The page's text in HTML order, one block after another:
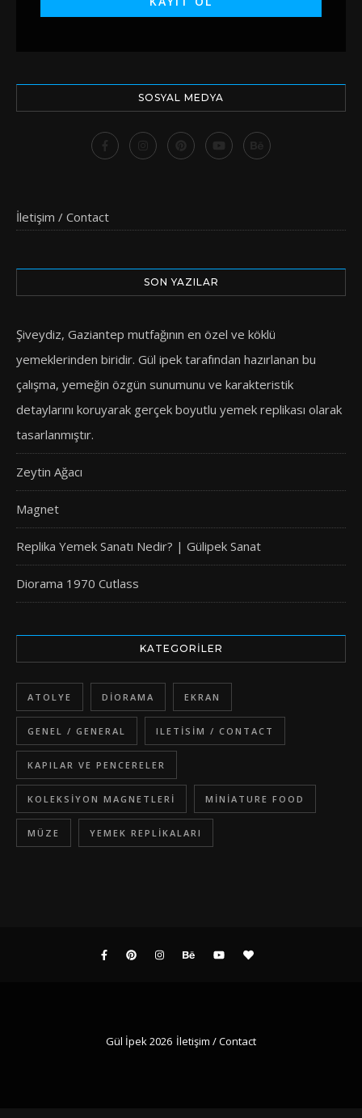
SOSYAL MEDYA
İletişim / Contact
SON YAZILAR
Şiveydiz, Gaziantep mutfağının en özel ve köklü
yemeklerinden biridir. Gül ipek tarafından hazırlanan bu
çalışma, yemeğin özgün sunumunu ve karakteristik
detaylarını koruyarak gerçek boyutlu yemek replikası olarak
tasarlanmıştır.
Zeytin Ağacı
Magnet
Replika Yemek Sanatı Nedir? | Gülipek Sanat
Diorama 1970 Cutlass
KATEGORILER
ATOLYE DIORAMA EKRAN
GENEL / GENERAL ILETISIM / CONTACT
KAPILAR VE PENCERELER
KOLEKSIYON MAGNETLERI MINIATURE FOOD
MÜZE YEMEK REPLIKALARI
Gül İpek 2026 İletişim / Contact